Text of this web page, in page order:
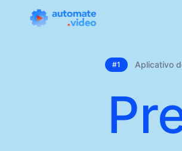
#1 Aplicativo